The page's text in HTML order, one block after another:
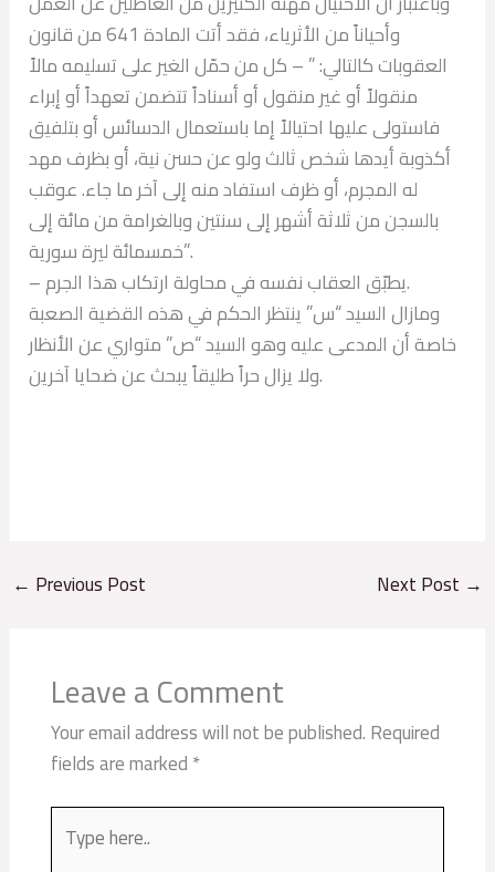
وأحياناً من الأثرياء، فقد أتت المادة 641 من قانون
العقوبات كالتالي: ” – كل من حمّل الغير على تسليمه مالاً
منقولاً أو غير منقول أو أسناداً تتضمن تعهداً أو إبراء
فاستولى عليها احتيالاً إما باستعمال الدسائس أو بتلفيق
أكذوبة أيدها شخص ثالث ولو عن حسن نية، أو بظرف مهد
له المجرم، أو ظرف استفاد منه إلى آخر ما جاء. عوقب
بالسجن من ثلاثة أشهر إلى سنتين وبالغرامة من مائة إلى
خمسمائة ليرة سورية”.
– يطبّق العقاب نفسه في محاولة ارتكاب هذا الجرم.
ومازال السيد “س” ينتظر الحكم في هذه القضية الصعبة
خاصة أن المدعى عليه وهو السيد “ص” متواري عن الأنظار
ولا يزال حراً طليقاً يبحث عن ضحايا آخرين.
← Previous Post Next Post →
Leave a Comment
Your email address will not be published.Required
fields are marked*
here..